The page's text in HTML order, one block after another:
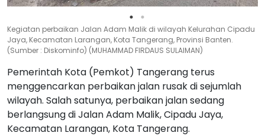
Kegiatan perbaikan Jalan Adam Malik di wilayah Kelurahan Cipadu
Jaya, Kecamatan Larangan, Kota Tangerang, Provinsi Banten.
(Sumber : Diskominfo) (MUHAMMAD FIRDAUS SULAIMAN)
Pemerintah Kota (Pemkot) Tangerang terus
menggencarkan perbaikan jalan rusak di sejumlah
wilayah. Salah satunya, perbaikan jalan sedang
berlangsung di Jalan Adam Malik, Cipadu Jaya,
Kecamatan Larangan, Kota Tangerang.